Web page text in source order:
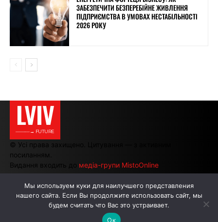
ЗАБЕЗПЕЧИТИ БЕЗПЕРЕБІЙНЕ ЖИВЛЕННЯ
ПІДПРИЄМСТВА В УМОВАХ НЕСТАБІЛЬНОСТІ
2026 РОКУ
LVIV
———→ FUTURE
© Усі права захищено. Цитування — з активним
посиланням.
Видання входить до медіа-групи MistoOnline
АВТОРИ РЕКЛАМА НА САЙТІ
Мы используем куки для наилучшего представления
нашего сайта. Если Вы продолжите использовать сайт, мы
будем считать что Вас это устраивает.
Ок